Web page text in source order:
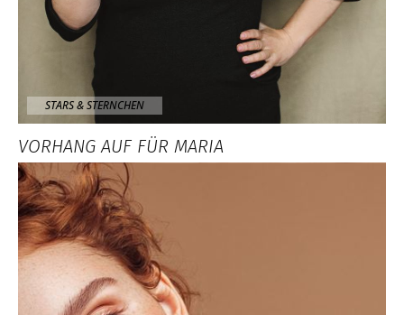
STARS & STERNCHEN
VORHANG AUF FÜR MARIA